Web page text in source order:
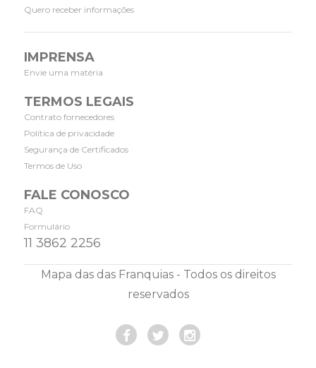
Quero receber informações
IMPRENSA
Envie uma matéria
TERMOS LEGAIS
Contrato fornecedores
Política de privacidade
Segurança de Certificados
Termos de Uso
FALE CONOSCO
FAQ
Formulário
11 3862 2256
Mapa das das Franquias - Todos os direitos
reservados